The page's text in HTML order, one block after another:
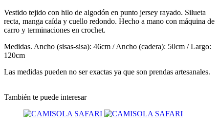
Vestido tejido con hilo de algodón en punto jersey rayado. Silueta
recta, manga caída y cuello redondo. Hecho a mano con máquina de
carro y terminaciones en crochet.
Medidas. Ancho (sisas-sisa): 46cm / Ancho (cadera): 50cm / Largo:
120cm
Las medidas pueden no ser exactas ya que son prendas artesanales.
También te puede interesar